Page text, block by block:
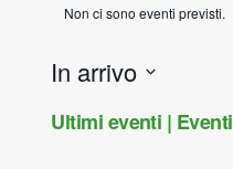
Non ci sono eventi previsti.
In arrivo
la
Ultimi eventi | Eventi